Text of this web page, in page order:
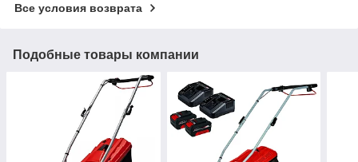
Все условия возврата
Подобные товары компании